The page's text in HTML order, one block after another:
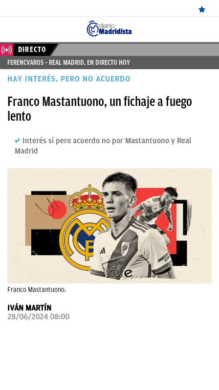
ÚLTIMAS
NOTICIAS
MADRID
BALONCESTO
CANTERA
FEMENINO
PAPARAZZI
OKDIARIO
DIRECTO
FERENCVAROS – REAL MADRID, EN DIRECTO HOY
HAY INTERÉS, PERO NO ACUERDO
Franco Mastantuono, un fichaje a fuego
lento
Interés sí pero acuerdo no por Mastantuono y Real
Madrid
Franco Mastantuono.
IVÁN MARTÍN
28/06/2024 08:00